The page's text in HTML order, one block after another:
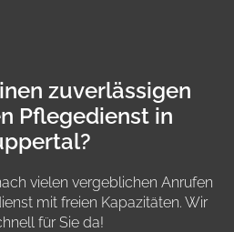
zuverlässigen
Pflegedienst in
vielen vergeblichen Anrufen
mit freien Kapazitäten. Wir
für Sie da!